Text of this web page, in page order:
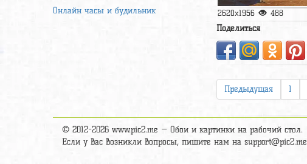
Онлайн часы и будильник 2620x1956 488
Поделиться
Предыдущая 1
© 2012-2026 www.pic2.me — Обои и картинки на рабочий стол.
Если у вас возникли вопросы, пишите нам на support@pic2.me